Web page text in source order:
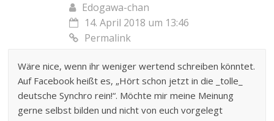
Edogawa-chan
14. April 2018 um 13:46
Permalink
Wäre nice, wenn ihr weniger wertend schreiben könntet.
Auf Facebook heißt es, „Hört schon jetzt in die _tolle_
deutsche Synchro rein!“. Möchte mir meine Meinung
gerne selbst bilden und nicht von euch vorgelegt